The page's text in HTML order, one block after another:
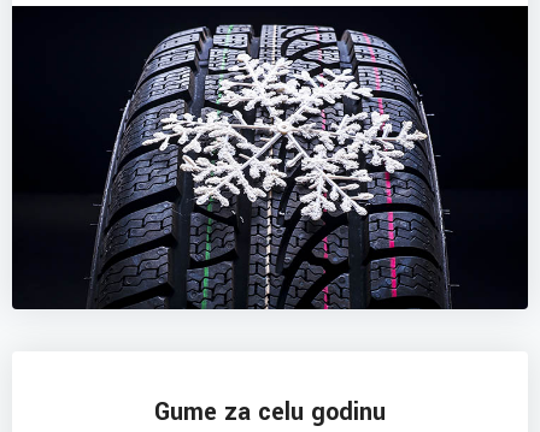
Gume za celu godinu